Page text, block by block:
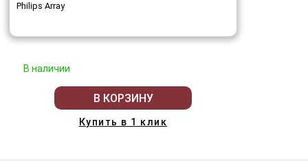
Philips Array
В наличии
В КОРЗИНУ
Купить в 1 клик